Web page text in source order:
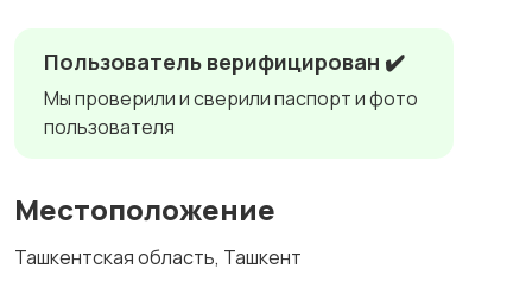
Пользователь верифицирован ✔️
Мы проверили и сверили паспорт и фото
пользователя
Местоположение
Ташкентская область, Ташкент